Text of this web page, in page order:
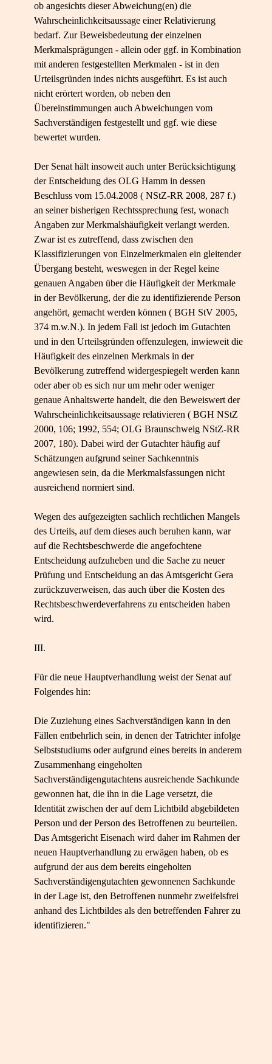
ob angesichts dieser Abweichung(en) die
Wahrscheinlichkeitsaussage einer Relativierung
bedarf. Zur Beweisbedeutung der einzelnen
Merkmalsprägungen - allein oder ggf. in Kombination
mit anderen festgestellten Merkmalen - ist in den
Urteilsgründen indes nichts ausgeführt. Es ist auch
nicht erörtert worden, ob neben den
Übereinstimmungen auch Abweichungen vom
Sachverständigen festgestellt und ggf. wie diese
bewertet wurden.
Der Senat hält insoweit auch unter Berücksichtigung
der Entscheidung des OLG Hamm in dessen
Beschluss vom 15.04.2008 ( NStZ-RR 2008, 287 f.)
an seiner bisherigen Rechtssprechung fest, wonach
Angaben zur Merkmalshäufigkeit verlangt werden.
Zwar ist es zutreffend, dass zwischen den
Klassifizierungen von Einzelmerkmalen ein gleitender
Übergang besteht, weswegen in der Regel keine
genauen Angaben über die Häufigkeit der Merkmale
in der Bevölkerung, der die zu identifizierende Person
angehört, gemacht werden können ( BGH StV 2005,
374 m.w.N.). In jedem Fall ist jedoch im Gutachten
und in den Urteilsgründen offenzulegen, inwieweit die
Häufigkeit des einzelnen Merkmals in der
Bevölkerung zutreffend widergespiegelt werden kann
oder aber ob es sich nur um mehr oder weniger
genaue Anhaltswerte handelt, die den Beweiswert der
Wahrscheinlichkeitsaussage relativieren ( BGH NStZ
2000, 106; 1992, 554; OLG Braunschweig NStZ-RR
2007, 180). Dabei wird der Gutachter häufig auf
Schätzungen aufgrund seiner Sachkenntnis
angewiesen sein, da die Merkmalsfassungen nicht
ausreichend normiert sind.
Wegen des aufgezeigten sachlich rechtlichen Mangels
des Urteils, auf dem dieses auch beruhen kann, war
auf die Rechtsbeschwerde die angefochtene
Entscheidung aufzuheben und die Sache zu neuer
Prüfung und Entscheidung an das Amtsgericht Gera
zurückzuverweisen, das auch über die Kosten des
Rechtsbeschwerdeverfahrens zu entscheiden haben
wird.
III.
Für die neue Hauptverhandlung weist der Senat auf
Folgendes hin:
Die Zuziehung eines Sachverständigen kann in den
Fällen entbehrlich sein, in denen der Tatrichter infolge
Selbststudiums oder aufgrund eines bereits in anderem
Zusammenhang eingeholten
Sachverständigengutachtens ausreichende Sachkunde
gewonnen hat, die ihn in die Lage versetzt, die
Identität zwischen der auf dem Lichtbild abgebildeten
Person und der Person des Betroffenen zu beurteilen.
Das Amtsgericht Eisenach wird daher im Rahmen der
neuen Hauptverhandlung zu erwägen haben, ob es
aufgrund der aus dem bereits eingeholten
Sachverständigengutachten gewonnenen Sachkunde
in der Lage ist, den Betroffenen nunmehr zweifelsfrei
anhand des Lichtbildes als den betreffenden Fahrer zu
identifizieren."